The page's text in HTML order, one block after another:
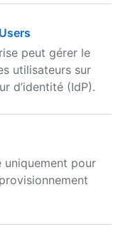
peut gérer le
utilisateurs sur
d’identité (IdP).
uniquement pour